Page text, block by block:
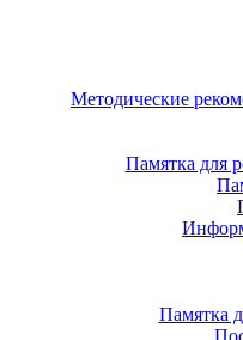
Методические
Памятка для
Памятка